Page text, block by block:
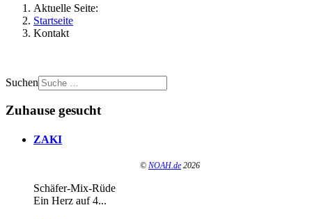
Aktuelle Seite:
Startseite
Kontakt
Suchen
Zuhause gesucht
ZAKI
© NOAH.de 2026
Schäfer-Mix-Rüde
Ein Herz auf 4...